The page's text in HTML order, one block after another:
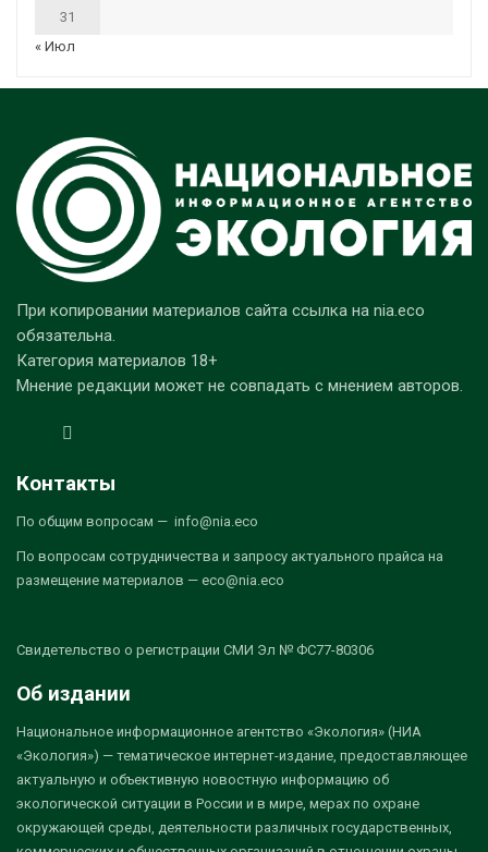
31
« Июл
При копировании материалов сайта ссылка на nia.eco
обязательна.
Категория материалов 18+
Мнение редакции может не совпадать с мнением авторов.
Контакты
По общим вопросам — info@nia.eco
По вопросам сотрудничества и запросу актуального прайса на
размещение материалов — eco@nia.eco
Свидетельство о регистрации СМИ Эл № ФС77-80306
Об издании
Национальное информационное агентство «Экология» (НИА
«Экология») — тематическое интернет-издание, предоставляющее
актуальную и объективную новостную информацию об
экологической ситуации в России и в мире, мерах по охране
окружающей среды, деятельности различных государственных,